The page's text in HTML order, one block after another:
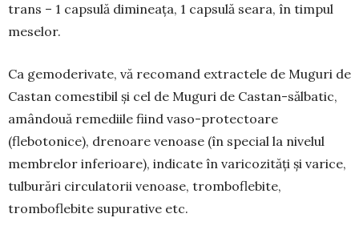
trans – 1 capsulă di­mineața, 1 capsulă seara, în timpul
meselor.
Ca gemoderivate, vă recomand extractele de Muguri de
Castan comestibil și cel de Muguri de Castan-sălbatic,
amândouă remediile fiind vaso-protectoare
(flebotonice), drenoare venoase (în special la nivelul
membrelor inferioare), indicate în varicozități și varice,
tulburări circulatorii venoa­se, tromboflebite,
tromboflebite supurative etc.